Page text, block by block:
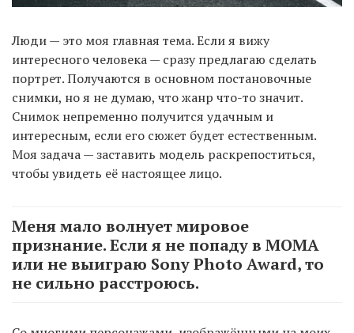
Люди — это моя главная тема. Если я вижу
интересного человека — сразу предлагаю сделать
портрет. Получаются в основном постановочные
снимки, но я не думаю, что жанр что-то значит.
Снимок непременно получится удачным и
интересным, если его сюжет будет естественным.
Моя задача — заставить модель раскрепоститься,
чтобы увидеть её настоящее лицо.
Меня мало волнует мировое
признание. Если я не попаду в МОМА
или не выиграю Sony Photo Award, то
не сильно расстроюсь.